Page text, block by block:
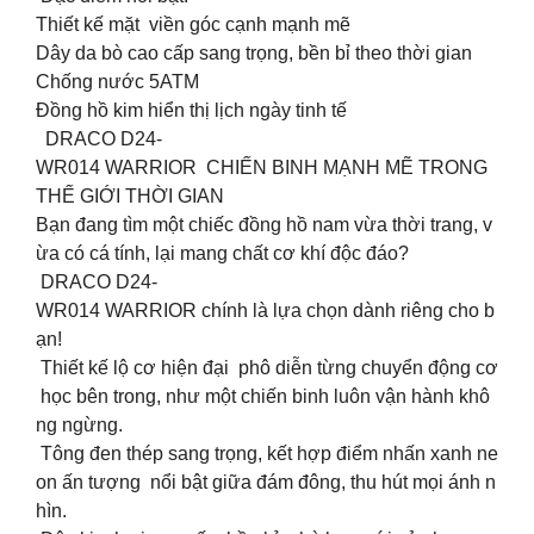
Thiết kế mặt viền góc cạnh mạnh mẽ
Dây da bò cao cấp sang trọng, bền bỉ theo thời gian
Chống nước 5ATM
Đồng hồ kim hiển thị lịch ngày tinh tế
DRACO D24-
WR014 WARRIOR CHIẾN BINH MẠNH MẼ TRONG
THẾ GIỚI THỜI GIAN
Bạn đang tìm một chiếc đồng hồ nam vừa thời trang, v
ừa có cá tính, lại mang chất cơ khí độc đáo?
DRACO D24-
WR014 WARRIOR chính là lựa chọn dành riêng cho b
ạn!
Thiết kế lộ cơ hiện đại phô diễn từng chuyển động cơ
học bên trong, như một chiến binh luôn vận hành khô
ng ngừng.
Tông đen thép sang trọng, kết hợp điểm nhấn xanh ne
on ấn tượng nổi bật giữa đám đông, thu hút mọi ánh n
hìn.